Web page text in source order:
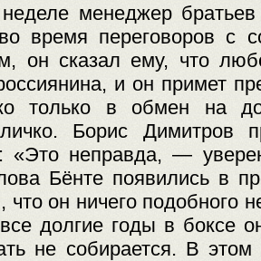
менеджер
время переговоров с
он сказал ему, что
и он примет
только в обмен на
Борис Димитров
«Это неправда, —
Бёнте появились в
что он ничего подобного
долгие годы в боксе
не собирается. В